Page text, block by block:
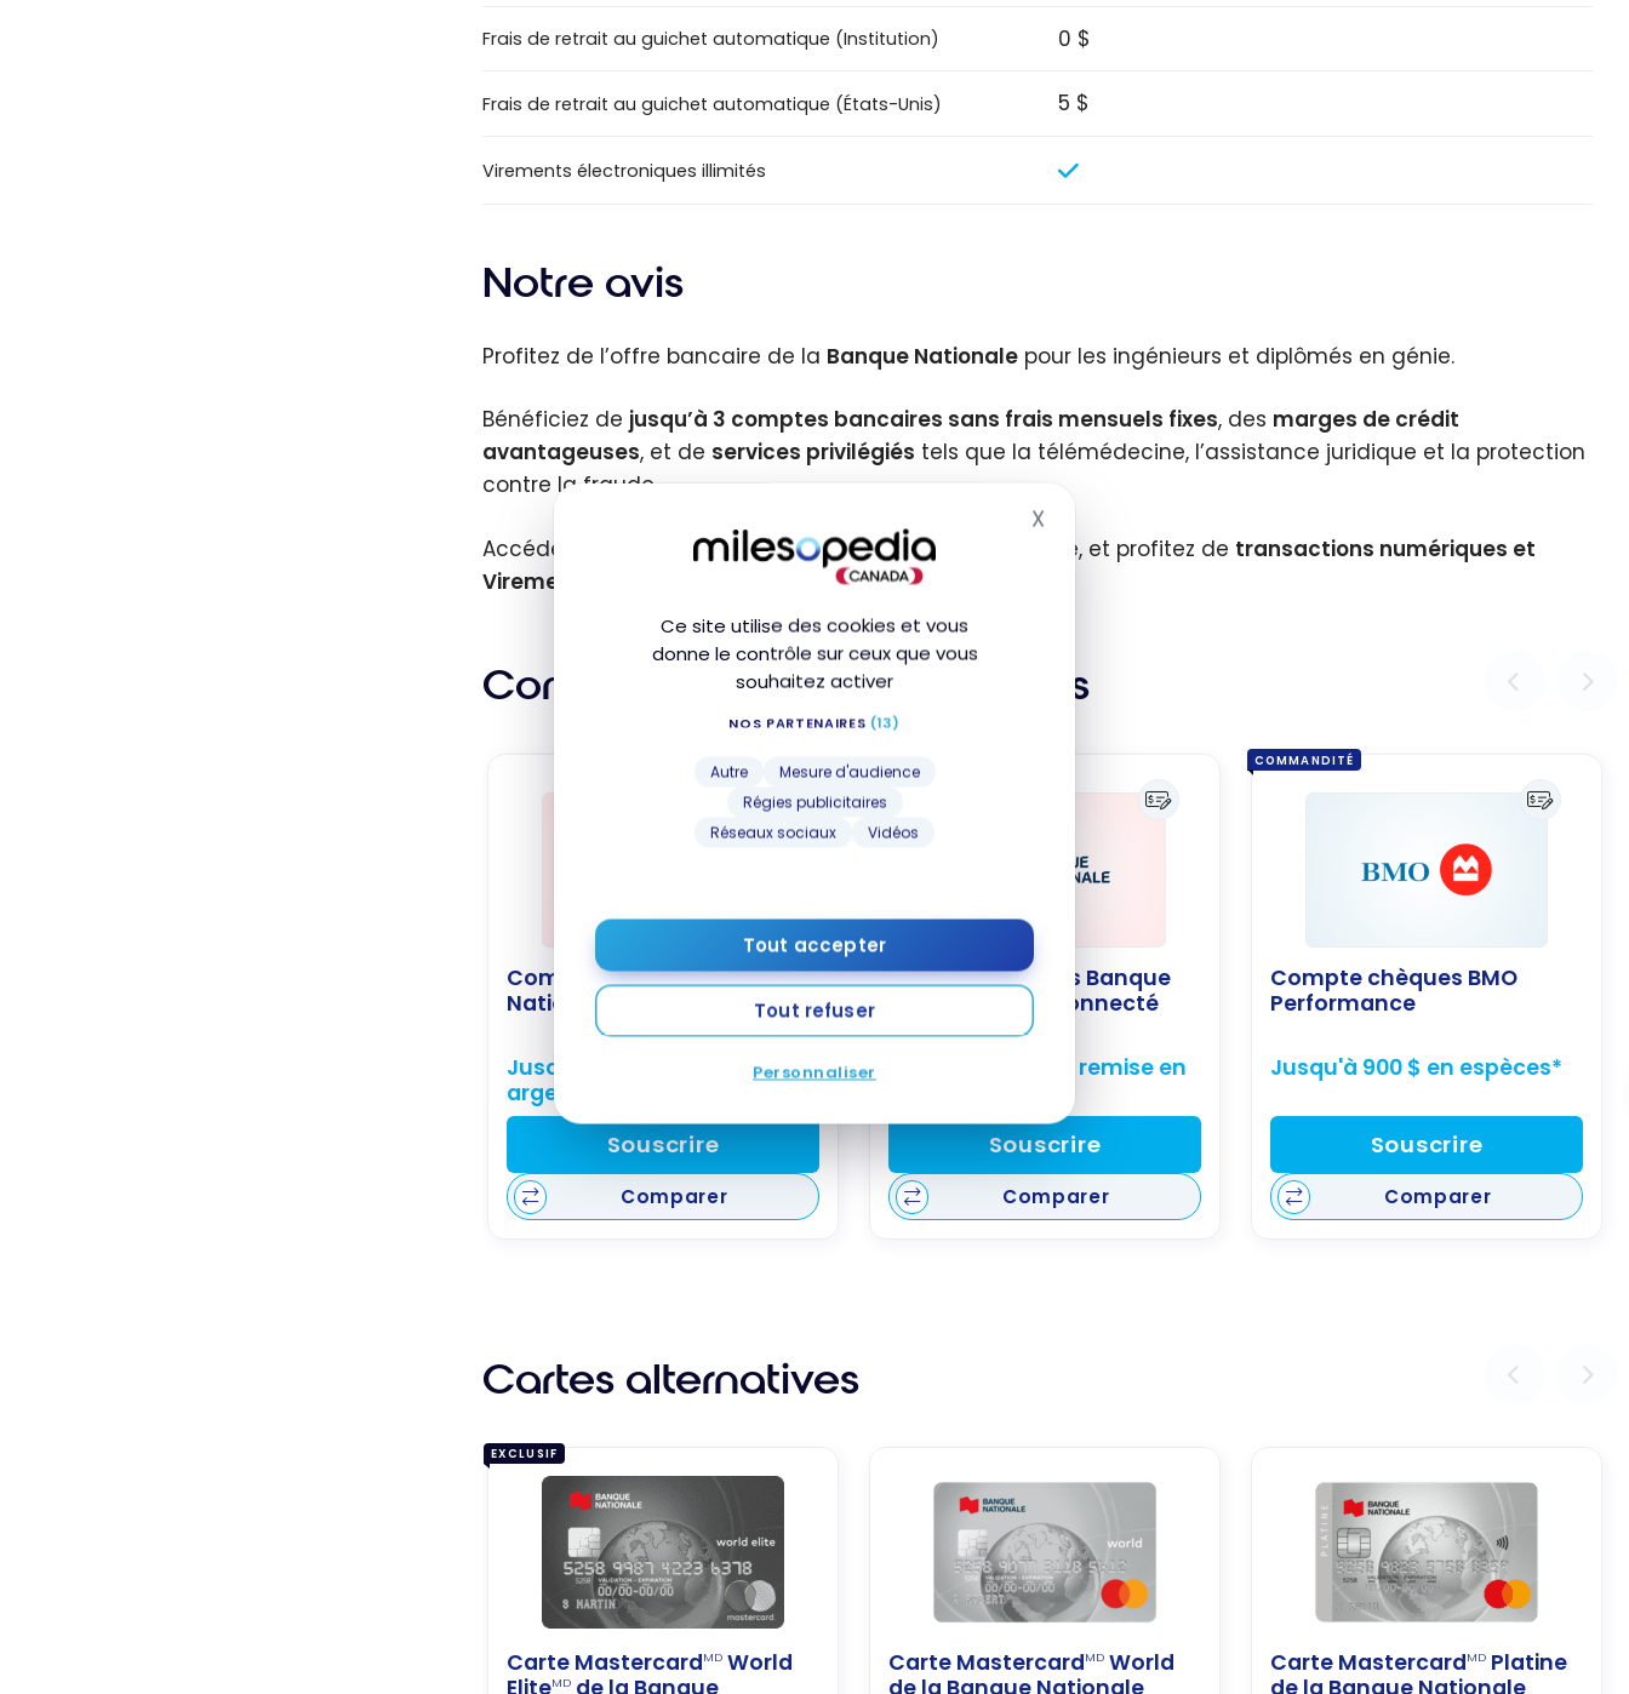
Ce site utilise des cookies et vous
donne le contrôle sur ceux que vous
souhaitez activer
NOS PARTENAIRES (13)
Autre
Mesure d'audience
Régies publicitaires
Réseaux sociaux
Vidéos
Tout accepter
Tout refuser
Personnaliser
XMasquer le bandeau des cookies
Frais de retrait au guichet automatique (Institution) 0 $
Frais de retrait au guichet automatique (États-Unis) 5 $
Virements électroniques illimités
Notre avis
Profitez de l’offre bancaire de la Banque Nationale pour les ingénieurs et diplômés en génie.
Bénéficiez de jusqu’à 3 comptes bancaires sans frais mensuels fixes, des marges de crédit
avantageuses, et de services privilégiés tels que la télémédecine, l’assistance juridique et la protection
contre la fraude.
Accédez à des spécialistes en investissement et retraite, et profitez de transactions numériques et
Virements Interac illimités
Comptes bancaires alternatifs
Compte chèques Banque
Nationale – Le Total
Jusqu’à 600 $ de remise en
argent
Souscrire
Comparer
Compte chèques Banque
Nationale – Le Connecté
Jusqu’à 600 $ de remise en
Souscrire
Comparer
COMMANDITÉ
Compte chèques BMO
Performance
Jusqu'à 900 $ en espèces*
Souscrire
Comparer
Cartes alternatives
EXCLUSIF
Carte MastercardMD World
EliteMD de la Banque
Carte MastercardMD World
de la Banque Nationale
Carte MastercardMD Platine
de la Banque Nationale